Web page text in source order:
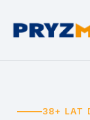
Urządzenia
38+ LAT